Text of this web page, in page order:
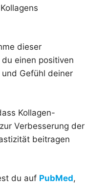
dieser
einen positiven
Gefühl deiner
Kollagen-
Verbesserung der
beitragen
du auf PubMed,